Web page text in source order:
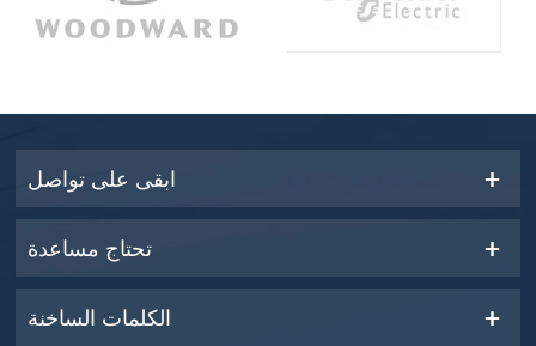
ابقى على تواصل
تحتاج مساعدة
الكلمات الساخنة